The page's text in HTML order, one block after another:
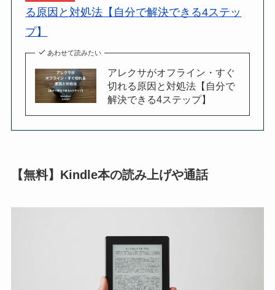
る原因と対処法【自分で解決できる4ステッ
プ】
あわせて読みたい
アレクサがオフライン・すぐ
切れる原因と対処法【自分で
解決できる4ステップ】
【無料】Kindle本の読み上げや通話